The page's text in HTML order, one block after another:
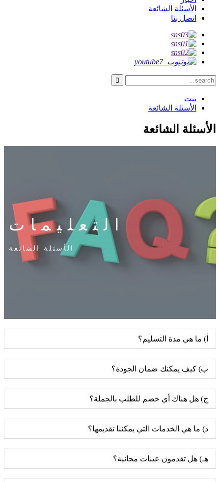
الأسئلة الشائعة
اتصل بنا
بيت
الأسئلة الشائعة
الأسئلة الشائعة
التعليمات
الأسئلة الشائعة
أ) ما هي مدة التسليم؟
ب) كيف يمكنك ضمان الجودة؟
ج) هل هناك أي خصم للطلب بالجملة؟
د) ما هي الخدمات التي يمكننا تقديمها؟
هـ) هل تقدمون عينات مجانية؟